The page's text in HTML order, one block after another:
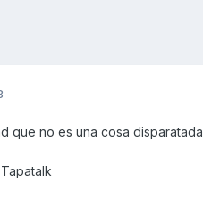
que no es una cosa disparatada